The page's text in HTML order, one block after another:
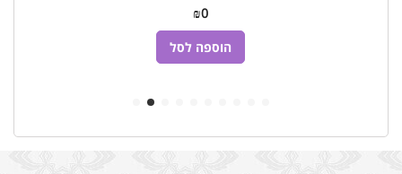
₪0
הוספה לסל